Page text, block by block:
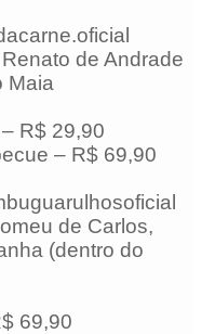
de Andrade
Maia
R$ 29,90
– R$ 69,90
de Carlos,
(dentro do
69,90